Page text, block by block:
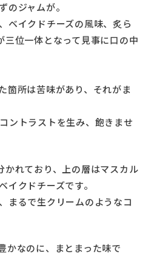
のジャムが。
ベイクドチーズの風味、炙ら
位一体となって見事に口の中
箇所は苦味があり、それがま
ントラストを生み、飽きませ
かれており、上の層はマスカル
イクドチーズです。
まるで生クリームのようなコ
かなのに、まとまった味で